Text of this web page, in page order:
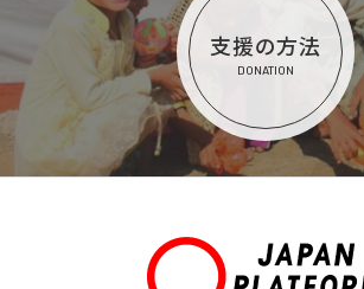
支援の方法
DONATION